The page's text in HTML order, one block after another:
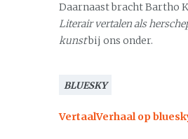
Daarnaast bracht Bartho
Literair vertalen als
kunstbij ons onder.
BLUESKY
VertaalVerhaal op